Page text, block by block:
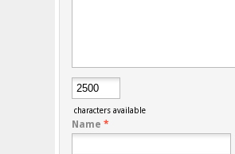
characters available
Name *